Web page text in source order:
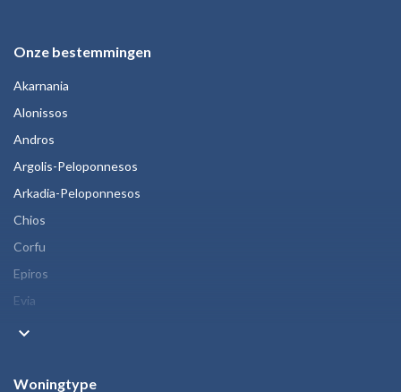
Onze bestemmingen
Akarnania
Alonissos
Andros
Argolis-Peloponnesos
Arkadia-Peloponnesos
Chios
Corfu
Epiros
Evia
keyboard_arrow_down
Woningtype